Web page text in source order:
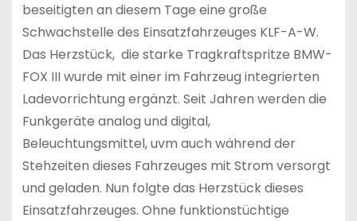
beseitigten an diesem Tage eine große
Schwachstelle des Einsatzfahrzeuges KLF-A-W.
Das Herzstück, die starke Tragkraftspritze BMW-
FOX III wurde mit einer im Fahrzeug integrierten
Ladevorrichtung ergänzt. Seit Jahren werden die
Funkgeräte analog und digital,
Beleuchtungsmittel, uvm auch während der
Stehzeiten dieses Fahrzeuges mit Strom versorgt
und geladen. Nun folgte das Herzstück dieses
Einsatzfahrzeuges. Ohne funktionstüchtige